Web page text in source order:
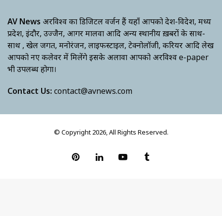
AV News अक्षरविश्व का डिजिटल वर्जन हैं यहाँ आपको देश-विदेश, मध्य
प्रदेश, इंदौर, उज्जैन, आगर मालवा आदि अन्य स्थानीय ख़बरों के साथ-
साथ , खेल जगत, मनोरंजन, लाइफस्टाइल, टेक्नोलॉजी, करियर आदि लेख
आपको नए कलेवर में मिलेंगे इसके अलावा आपको अक्षरविश्व e-paper
भी उपलब्ध होगा।
Contact Us: contact@avnews.com
© Copyright 2026, All Rights Reserved.
PinterestLinkedInYouTubeTumblr